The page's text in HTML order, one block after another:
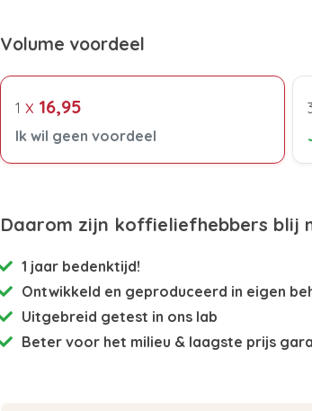
Volume voordeel
1 x 16,95
Ik wil geen voordeel
Daarom zijn koffieliefhebbers blij
1 jaar bedenktijd!
Ontwikkeld en geproduceerd in eigen
Uitgebreid getest in ons lab
Beter voor het milieu & laagste prijs